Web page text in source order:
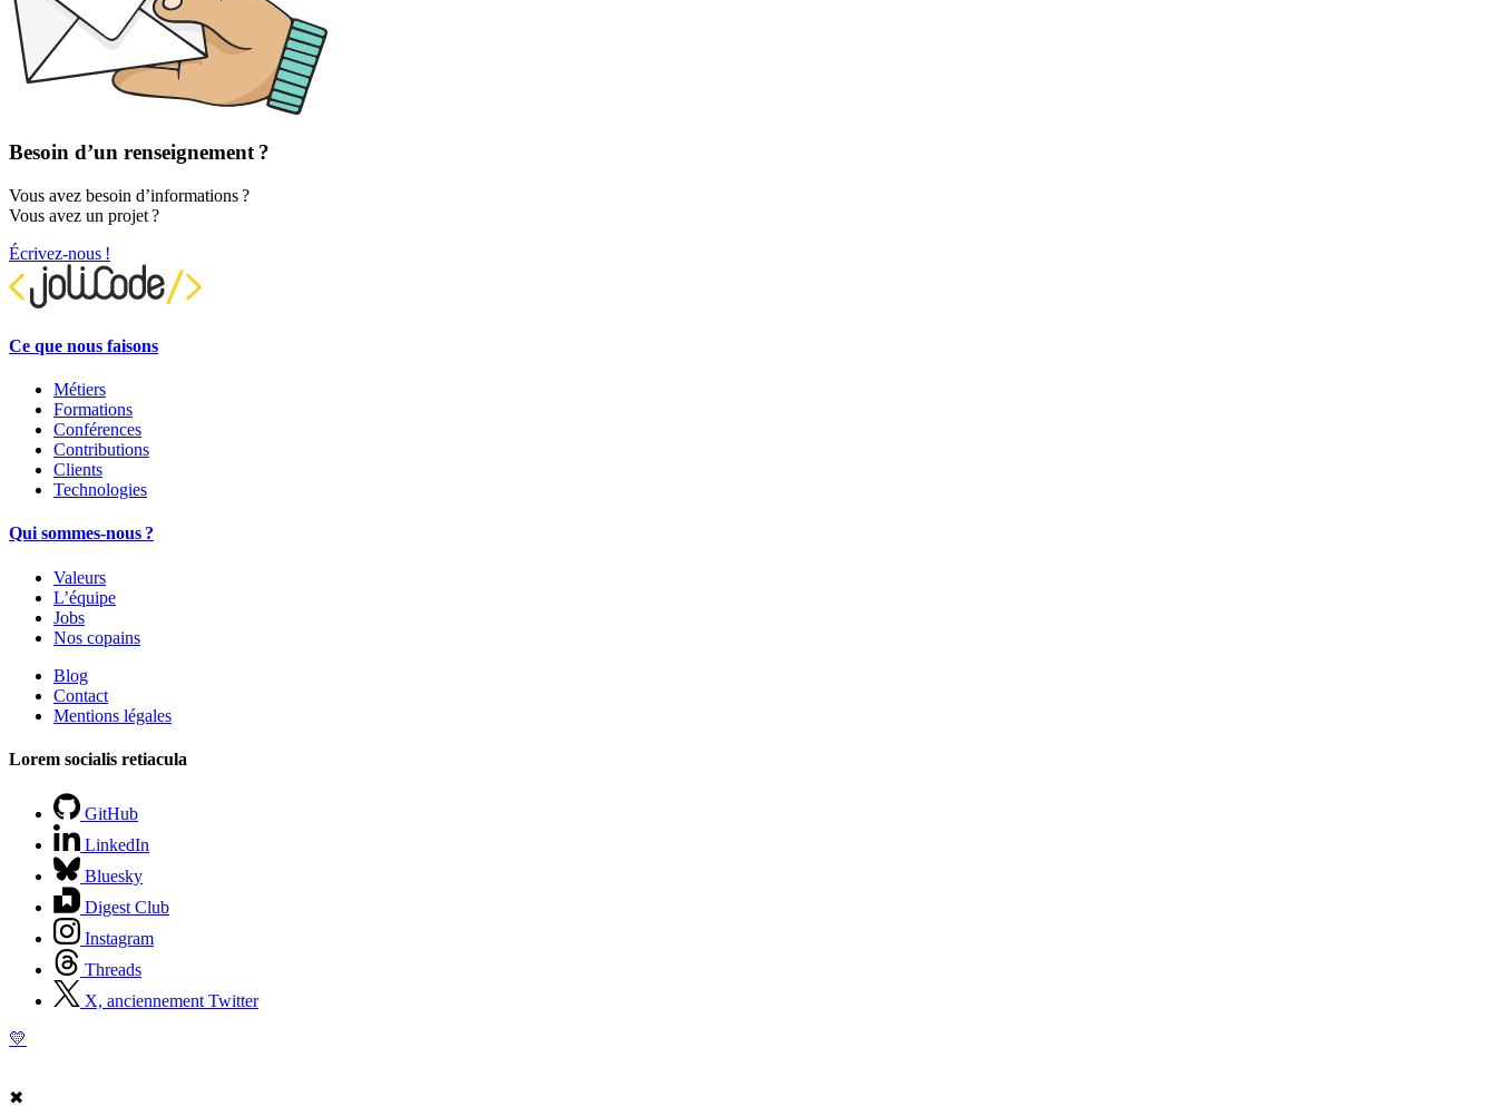
Besoin d’un renseignement ?
Vous avez besoin d’informations ?
Vous avez un projet ?
Écrivez-nous !
Ce que nous faisons
Métiers
Formations
Conférences
Contributions
Clients
Technologies
Qui sommes-nous ?
Valeurs
L’équipe
Jobs
Nos copains
Blog
Contact
Mentions légales
Lorem socialis retiacula
GitHub
LinkedIn
Bluesky
Digest Club
Instagram
Threads
X, anciennement Twitter
💛
✖